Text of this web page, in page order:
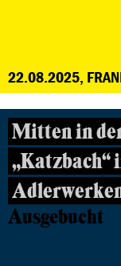
22.08.2025,
Mitten in
Ausgebucht